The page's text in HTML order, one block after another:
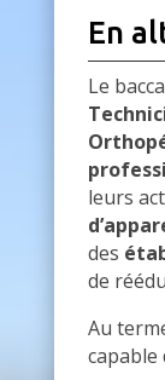
En
Le
leurs
des
de
Au
capable